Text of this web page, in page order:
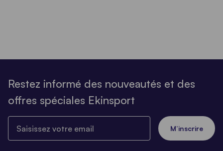
Restez informé des nouveautés et des
offres spéciales Ekinsport
M’inscrire